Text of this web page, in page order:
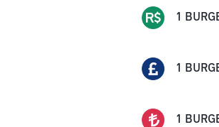
1
1
1